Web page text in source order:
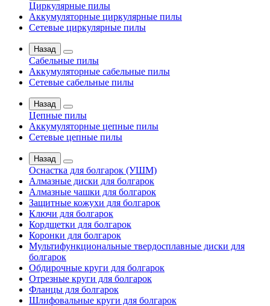
Циркулярные пилы
Аккумуляторные циркулярные пилы
Сетевые циркулярные пилы
Назад
Сабельные пилы
Аккумуляторные сабельные пилы
Сетевые сабельные пилы
Назад
Цепные пилы
Аккумуляторные цепные пилы
Сетевые цепные пилы
Назад
Оснастка для болгарок (УШМ)
Алмазные диски для болгарок
Алмазные чашки для болгарок
Защитные кожухи для болгарок
Ключи для болгарок
Кордщетки для болгарок
Коронки для болгарок
Мультифункциональные твердосплавные диски для
болгарок
Обдирочные круги для болгарок
Отрезные круги для болгарок
Фланцы для болгарок
Шлифовальные круги для болгарок